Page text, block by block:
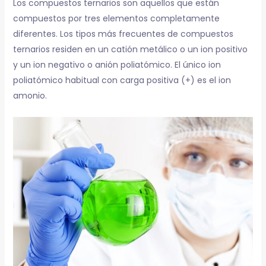
Los compuestos ternarios son aquellos que están
compuestos por tres elementos completamente
diferentes. Los tipos más frecuentes de compuestos
ternarios residen en un catión metálico o un ion positivo
y un ion negativo o anión poliatómico. El único ion
poliatómico habitual con carga positiva (+) es el ion
amonio.